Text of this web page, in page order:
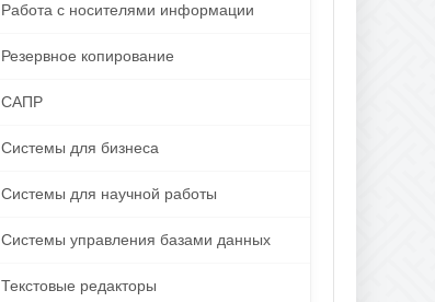
Работа с носителями информации
Резервное копирование
САПР
Системы для бизнеса
Системы для научной работы
Системы управления базами данных
Текстовые редакторы